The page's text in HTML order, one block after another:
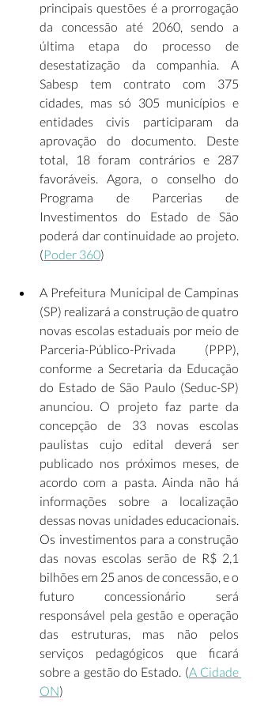
principais questões é a prorrogação
da concessão até 2060, sendo a
última etapa do processo de
desestatização da companhia. A
Sabesp tem contrato com 375
cidades, mas só 305 municípios e
entidades civis participaram da
aprovação do documento. Deste
total, 18 foram contrários e 287
favoráveis. Agora, o conselho do
Programa de Parcerias de
Investimentos do Estado de São
poderá dar continuidade ao projeto.
(Poder 360)
A Prefeitura Municipal de Campinas
(SP) realizará a construção de quatro
novas escolas estaduais por meio de
Parceria-Público-Privada (PPP),
conforme a Secretaria da Educação
do Estado de São Paulo (Seduc-SP)
anunciou. O projeto faz parte da
concepção de 33 novas escolas
paulistas cujo edital deverá ser
publicado nos próximos meses, de
acordo com a pasta. Ainda não há
informações sobre a localização
dessas novas unidades educacionais.
Os investimentos para a construção
das novas escolas serão de R$ 2,1
bilhões em 25 anos de concessão, e o
futuro concessionário será
responsável pela gestão e operação
das estruturas, mas não pelos
serviços pedagógicos que ficará
sobre a gestão do Estado. (A Cidade
ON)